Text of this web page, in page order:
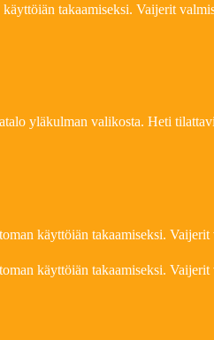
takaamiseksi. Vaijerit
yläkulman valikosta. Heti
käyttöiän takaamiseksi.
käyttöiän takaamiseksi.